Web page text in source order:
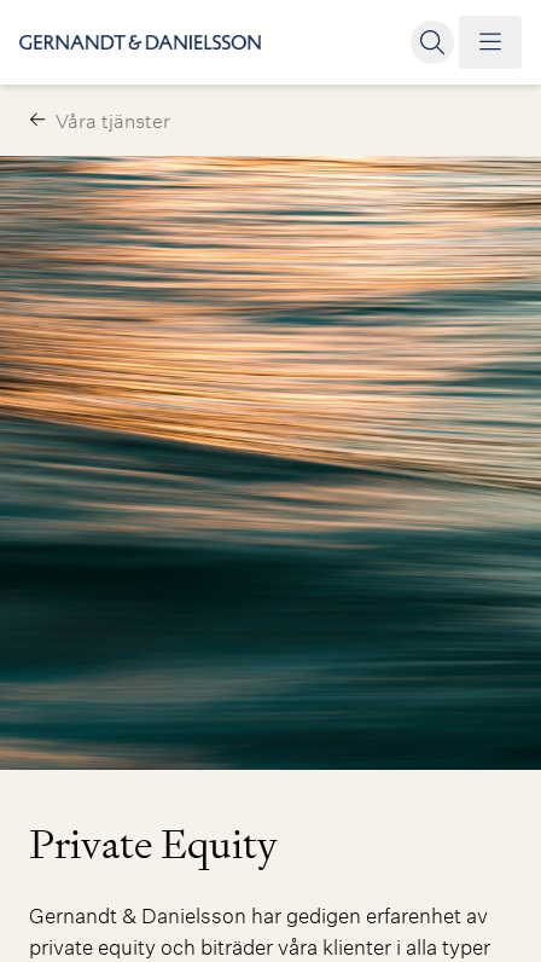
Våra tjänster
Private Equity
Gernandt & Danielsson har gedigen erfarenhet av
private equity och biträder våra klienter i alla typer